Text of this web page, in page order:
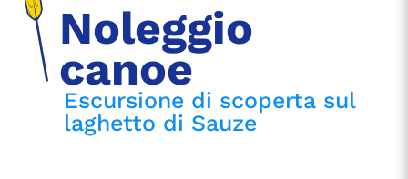
Noleggio
canoe
Escursione di scoperta sul
laghetto di Sauze